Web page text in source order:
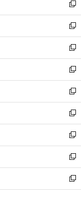
ィ
ン
ド
ウ
で
開
く
い
ウ
ィ
ン
ド
ウ
で
開
く
新
し
い
ウ
ィ
ン
ド
ウ
で
開
く
新
し
い
ウ
ィ
ン
ド
ウ
で
開
く
新
し
い
ウ
ィ
ン
ド
ウ
で
開
く
新
し
い
ウ
ィ
ン
ド
ウ
で
開
く
新
し
い
ウ
ィ
ン
ド
ウ
で
開
新
し
い
ウ
ィ
ン
ド
ウ
新
し
い
ウ
ィ
ン
新
し
い
ウ
新
し